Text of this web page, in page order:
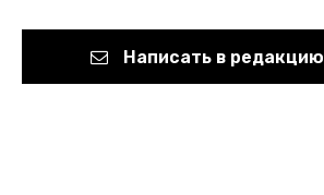
Написать в редакцию